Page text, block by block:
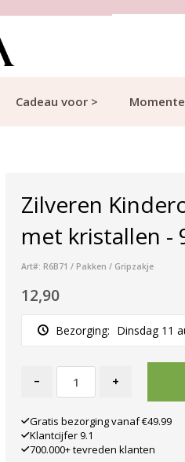
Cadeau voor >
Zilveren
met kristallen -
Art#: R6B71 / Pakken / Gripzakje
12,90
Bezorging: Dinsdag 11
- +
Gratis bezorging vanaf €49.99
Klantcijfer 9.1
700.000+ tevreden klanten